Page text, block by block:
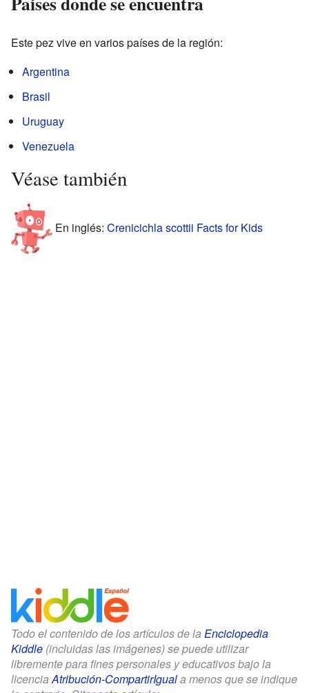
Este pez vive en varios países de la región:
Argentina
Brasil
Uruguay
Venezuela
Véase también
En inglés: Crenicichla scottii Facts for Kids
Todo el contenido de los artículos de la Enciclopedia
Kiddle (incluidas las imágenes) se puede utilizar
libremente para fines personales y educativos bajo la
licenciaAtribución-CompartirIguala menos que se indique